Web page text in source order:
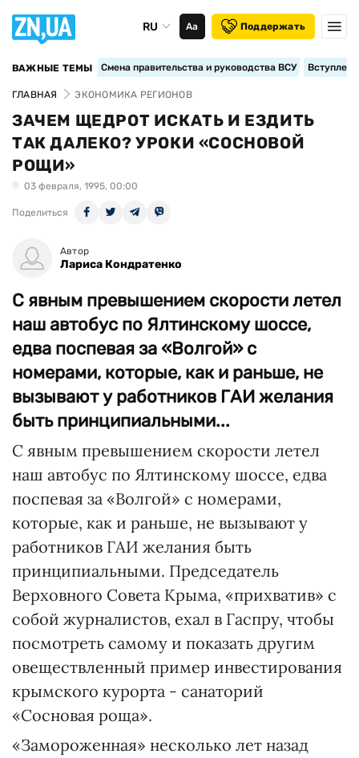
RU Аа Поддержать
ВАЖНЫЕ ТЕМЫ Смена правительства и руководства ВСУ
ГЛАВНАЯ ЭКОНОМИКА РЕГИОНОВ
ЗАЧЕМ ЩЕДРОТ ИСКАТЬ И ЕЗДИТЬ
ТАК ДАЛЕКО? УРОКИ «СОСНОВОЙ
РОЩИ»
03 февраля, 1995, 00:00
Поделиться
Автор
Лариса Кондратенко
С явным превышением скорости летел
наш автобус по Ялтинскому шоссе,
едва поспевая за «Волгой» с
номерами, которые, как и раньше, не
вызывают у работников ГАИ желания
быть принципиальными...
С явным превышением скорости летел
наш автобус по Ялтинскому шоссе, едва
поспевая за «Волгой» с номерами,
которые, как и раньше, не вызывают у
работников ГАИ желания быть
принципиальными. Председатель
Верховного Совета Крыма, «прихватив» с
собой журналистов, ехал в Гаспру, чтобы
посмотреть самому и показать другим
овеществленный пример инвестирования
крымского курорта - санаторий
«Сосновая роща».
«Замороженная» несколько лет назад